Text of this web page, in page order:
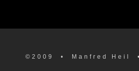
©2009 • Manfred Heil